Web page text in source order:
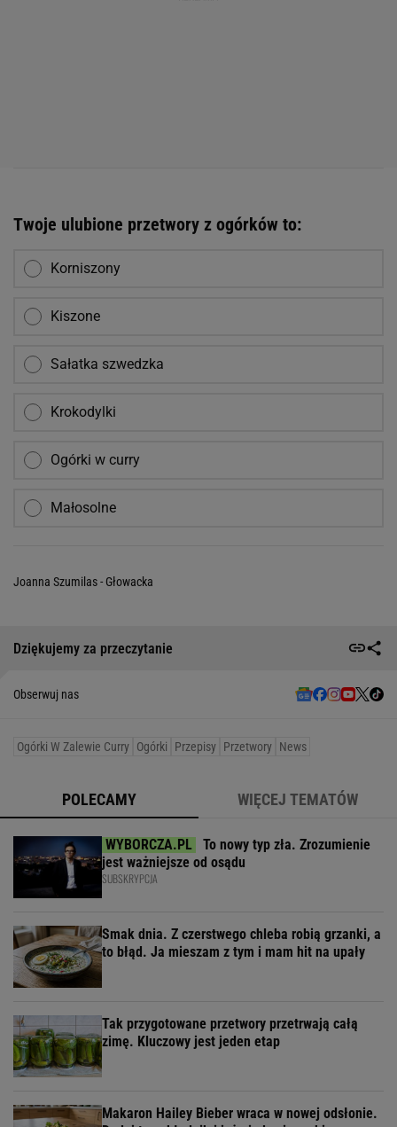
Twoje ulubione przetwory z ogórków to:
Korniszony
Kiszone
Sałatka szwedzka
Krokodylki
Ogórki w curry
Małosolne
Joanna Szumilas - Głowacka
Dziękujemy za przeczytanie
Obserwuj nas
Ogórki W Zalewie Curry Ogórki Przepisy Przetwory News
POLECAMY WIĘCEJ TEMATÓW
To nowy typ zła. Zrozumienie
jest ważniejsze od osądu
SUBSKRYPCJA
Smak dnia. Z czerstwego chleba robią grzanki, a
to błąd. Ja mieszam z tym i mam hit na upały
Tak przygotowane przetwory przetrwają całą
zimę. Kluczowy jest jeden etap
Makaron Hailey Bieber wraca w nowej odsłonie.